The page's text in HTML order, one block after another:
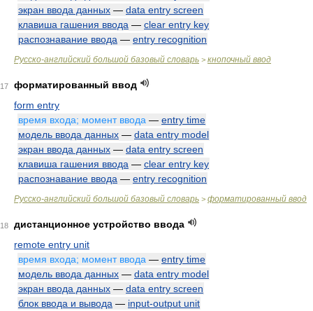
экран ввода данных — data entry screen
клавиша гашения ввода — clear entry key
распознавание ввода — entry recognition
Русско-английский большой базовый словарь > кнопочный ввод
17
форматированный ввод
form entry
время входа; момент ввода — entry time
модель ввода данных — data entry model
экран ввода данных — data entry screen
клавиша гашения ввода — clear entry key
распознавание ввода — entry recognition
Русско-английский большой базовый словарь > форматированный ввод
18
дистанционное устройство ввода
remote entry unit
время входа; момент ввода — entry time
модель ввода данных — data entry model
экран ввода данных — data entry screen
блок ввода и вывода — input-output unit